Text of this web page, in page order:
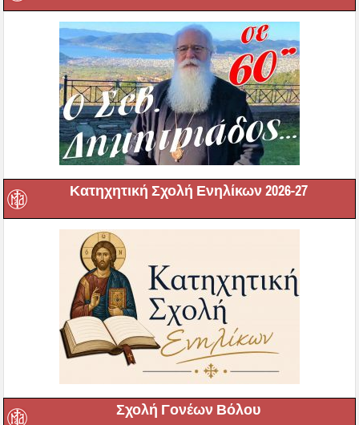
Κατηχητική Σχολή Ενηλίκων 2026-27
Σχολή Γονέων Βόλου